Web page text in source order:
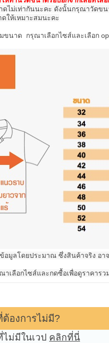
ดไม่เท่ากันนะคะ ดังนั้นกรุณาวัดขน
ให้เหมาะสมนะคะ
ขนาด กรุณาเลือกไซส์และเลือก
มูลโดยประมาณ ซึ่งสินค้าจริง อา
าเลือกไซส์และกดซื้อเพื่อดูราคารว
องการไม่มี?
ม่มีในเวป คลิกที่นี่